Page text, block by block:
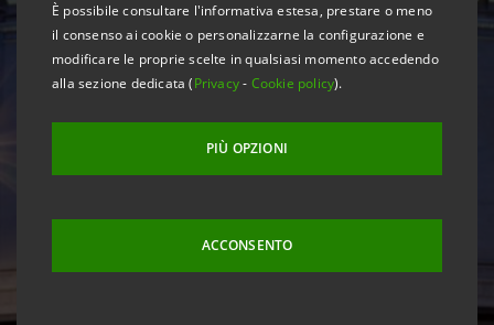
È possibile consultare l'informativa estesa, prestare o meno
il consenso ai cookie o personalizzarne la configurazione e
modificare le proprie scelte in qualsiasi momento accedendo
alla sezione dedicata (Privacy- Cookie policy).
PIÙ OPZIONI
ACCONSENTO